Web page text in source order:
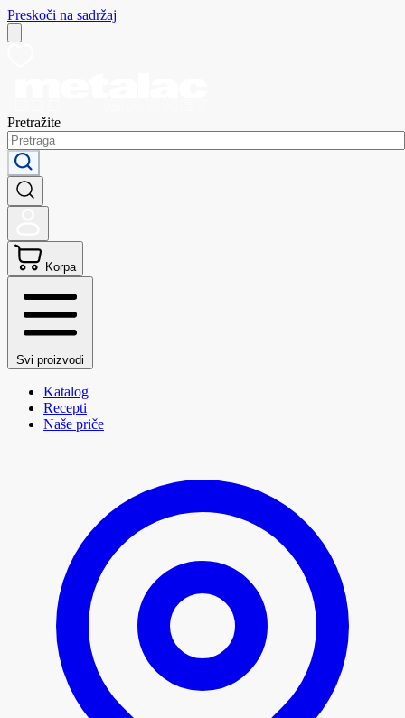
Preskoči na sadržaj
Pretražite
Korpa
Svi proizvodi
Katalog
Recepti
Naše priče